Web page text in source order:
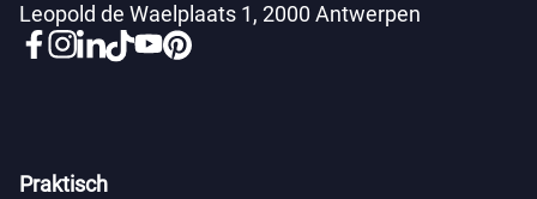
Leopold de Waelplaats 1, 2000 Antwerpen
Praktisch